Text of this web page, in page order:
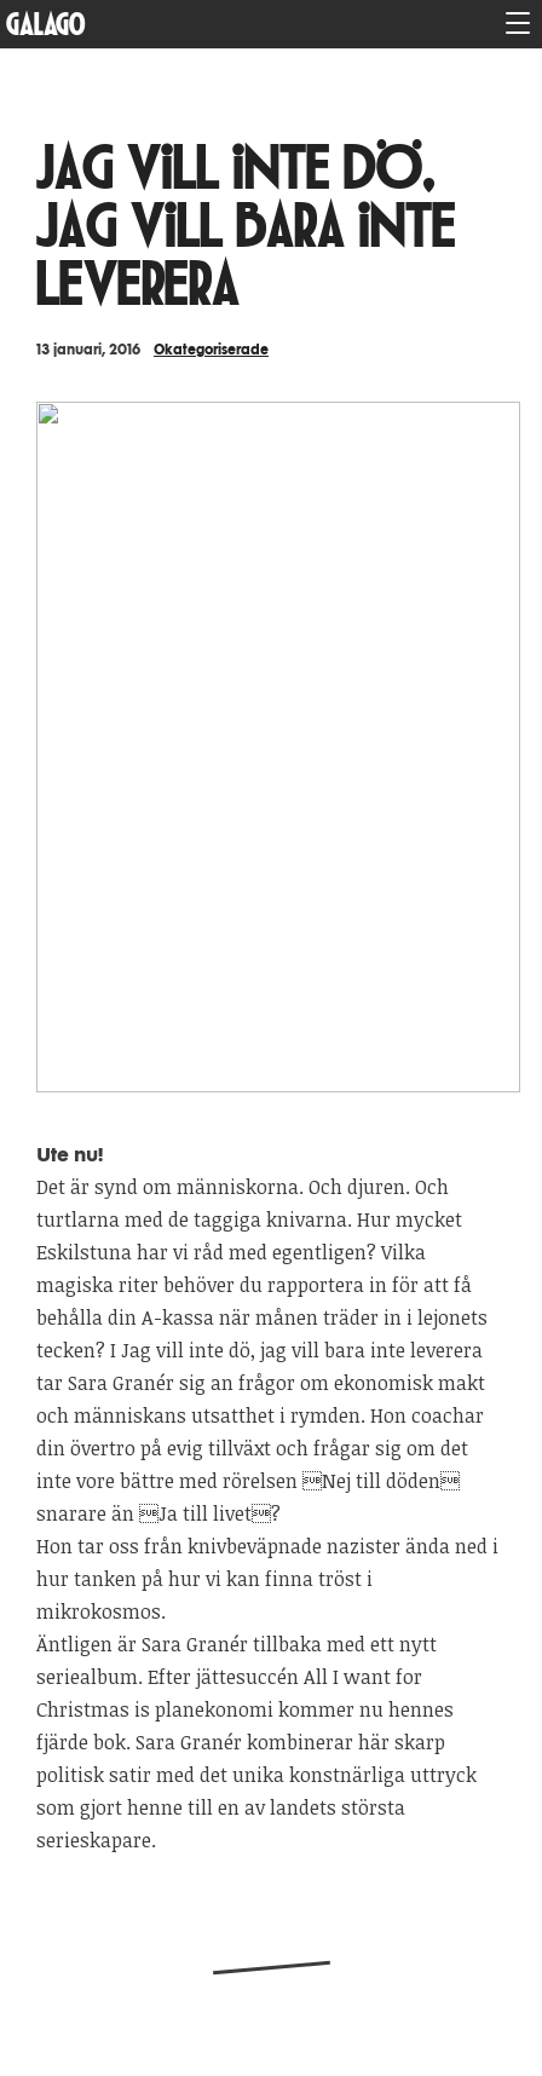
GALAGO
Jag vill inte dö,
jag vill bara inte
leverera
13 januari, 2016 Okategoriserade
Ute nu!
Det är synd om människorna. Och djuren. Och
turtlarna med de taggiga knivarna. Hur mycket
Eskilstuna har vi råd med egentligen? Vilka
magiska riter behöver du rapportera in för att få
behålla din A-kassa när månen träder in i lejonets
tecken? I Jag vill inte dö, jag vill bara inte leverera
tar Sara Granér sig an frågor om ekonomisk makt
och människans utsatthet i rymden. Hon coachar
din övertro på evig tillväxt och frågar sig om det
inte vore bättre med rörelsen Nej till döden
snarare än Ja till livet?
Hon tar oss från knivbeväpnade nazister ända ned i
hur tanken på hur vi kan finna tröst i
mikrokosmos.
Äntligen är Sara Granér tillbaka med ett nytt
seriealbum. Efter jättesuccén All I want for
Christmas is planekonomi kommer nu hennes
fjärde bok. Sara Granér kombinerar här skarp
politisk satir med det unika konstnärliga uttryck
som gjort henne till en av landets största
serieskapare.